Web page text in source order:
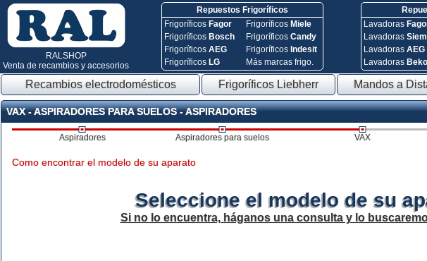
RALSHOP
Venta de recambios y accesorios
Repuestos Frigoríficos
Frigoríficos Fagor
Frigoríficos Bosch
FrigoríficosAEG
Frigoríficos LG
Frigoríficos Miele
FrigoríficosCandy
Frigoríficos Indesit
Más marcas frigo.
Lavadoras
Lavadoras
Lavadoras AEG
Lavadoras Beko
Recambios electrodomésticos Frigoríficos Liebherr Mandos a
VAX - ASPIRADORES PARA SUELOS - ASPIRADORES
Aspiradores Aspiradores para suelos VAX
Como encontrar el modelo de su aparato
Seleccione el modelo de su
Si no lo encuentra, háganos una consulta y lo